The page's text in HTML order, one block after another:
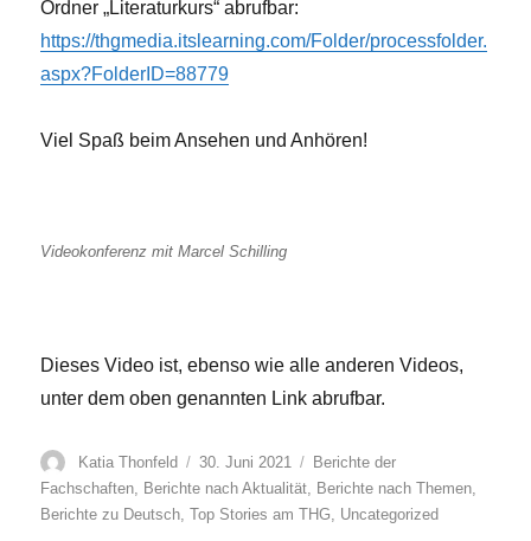
Ordner „Literaturkurs“ abrufbar:
https://thgmedia.itslearning.com/Folder/processfolder.
aspx?FolderID=88779
Viel Spaß beim Ansehen und Anhören!
Videokonferenz mit Marcel Schilling
Dieses Video ist, ebenso wie alle anderen Videos,
unter dem oben genannten Link abrufbar.
Autor
Katia Thonfeld
Veröffentlicht
am
30. Juni 2021 Kategorien
Berichte der
Fachschaften, Berichte nach Aktualität, Berichte nach Themen,
Berichte zu Deutsch,Top Stories am THG, Uncategorized